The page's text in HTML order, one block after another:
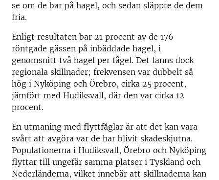
se om de bar på hagel, och sedan släppte de dem
fria.
Enligt resultaten bar 21 procent av de 176
röntgade gässen på inbäddade hagel, i
genomsnitt två hagel per fågel. Det fanns dock
regionala skillnader; frekvensen var dubbelt så
hög i Nyköping och Örebro, cirka 25 procent,
jämfört med Hudiksvall, där den var cirka 12
procent.
En utmaning med flyttfåglar är att det kan vara
svårt att avgöra var de har blivit skadeskjutna.
Populationerna i Hudiksvall, Örebro och Nyköping
flyttar till ungefär samma platser i Tyskland och
Nederländerna, vilket innebär att skillnaderna kan